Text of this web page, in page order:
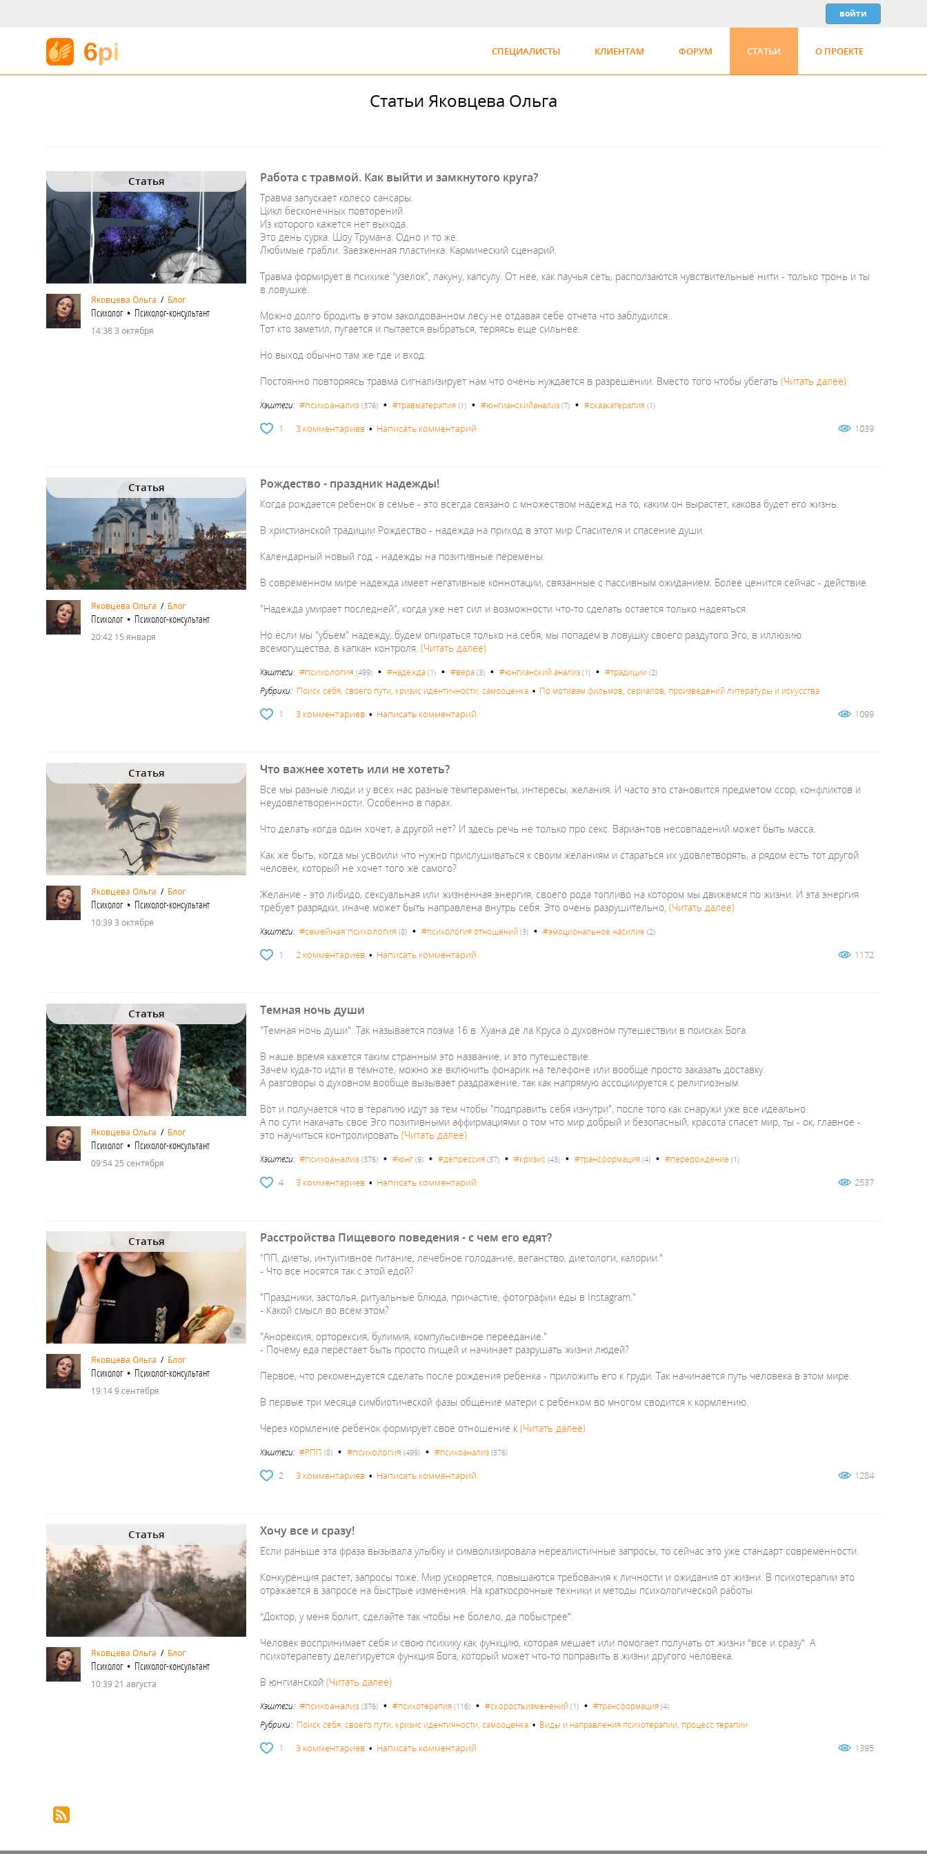
СПЕЦИАЛИСТЫ КЛИЕНТАМ ФОРУМ СТАТЬИ О ПРОЕКТЕ
Статьи Яковцева Ольга
Статья
Яковцева Ольга / Блог
Психолог • Психолог-консультант
14:38 3 октября
Работа с травмой. Как выйти и замкнутого круга?
Травма запускает колесо сансары.
Цикл бесконечных повторений.
Из которого кажется нет выхода.
Это день сурка. Шоу Трумана. Одно и то же.
Любимые грабли. Заезженная пластинка. Кармический сценарий.
Травма формирует в психике "узелок", лакуну, капсулу. От нее, как паучья сеть, расползаются чувствительные нити - только тронь и ты
в ловушке.
Можно долго бродить в этом заколдованном лесу не отдавая себе отчета что заблудился.
Тот кто заметил, пугается и пытается выбраться, теряясь еще сильнее.
Но выход обычно там же где и вход.
Постоянно повторяясь травма сигнализирует нам что очень нуждается в разрешении. Вместо того чтобы убегать(Читать далее)
Хэштеги:#психоанализ (376) •#травматерапия (1) •#юнгианскийанализ (7) •#сказкатерапия (1)
1 3 комментариев • Написать комментарий 1039
Статья
Яковцева Ольга / Блог
Психолог • Психолог-консультант
20:42 15 января
Рождество - праздник надежды!
Когда рождается ребенок в семье - это всегда связано с множеством надежд на то, каким он вырастет, какова будет его жизнь.
В христианской традиции Рождество - надежда на приход в этот мир Спасителя и спасение души.
Календарный новый год - надежды на позитивные перемены.
В современном мире надежда имеет негативные коннотации, связанные с пассивным ожиданием. Более ценится сейчас - действие.
"Надежда умирает последней", когда уже нет сил и возможности что-то сделать остается только надеяться.
Но если мы "убьем" надежду, будем опираться только на себя, мы попадем в ловушку своего раздутого Эго, в иллюзию
всемогущества, в капкан контроля.(Читать далее)
Хэштеги:#психология (499) •#надежда (1) •#вера (3) •#юнгианский анализ (1) •#традиции (2)
Рубрики: Поиск себя, своего пути, кризис идентичности, самооценка • По мотивам фильмов, сериалов, произведений литературы и искусства
1 3 комментариев • Написать комментарий 1099
Статья
Яковцева Ольга / Блог
Психолог • Психолог-консультант
10:39 3 октября
Что важнее хотеть или не хотеть?
Все мы разные люди и у всех нас разные темпераменты, интересы, желания. И часто это становится предметом ссор, конфликтов и
неудовлетворенности. Особенно в парах.
Что делать когда один хочет, а другой нет? И здесь речь не только про секс. Вариантов несовпадений может быть масса.
Как же быть, когда мы усвоили что нужно прислушиваться к своим желаниям и стараться их удовлетворять, а рядом есть тот другой
человек, который не хочет того же самого?
Желание - это либидо, сексуальная или жизненная энергия, своего рода топливо на котором мы движемся по жизни. И эта энергия
требует разрядки, иначе может быть направлена внутрь себя. Это очень разрушительно,(Читать далее)
Хэштеги:#семейная психология (8) •#психология отношений (3) •#эмоциональное насилие (2)
1 2 комментариев • Написать комментарий 1172
Статья
Яковцева Ольга / Блог
Психолог • Психолог-консультант
09:54 25 сентября
Темная ночь души
"Темная ночь души". Так называется поэма 16 в. Хуана де ла Круса о духовном путешествии в поисках Бога.
В наше время кажется таким странным это название, и это путешествие.
Зачем куда-то идти в темноте, можно же включить фонарик на телефоне или вообще просто заказать доставку.
А разговоры о духовном вообще вызывает раздражение, так как напрямую ассоциируется с религиозным.
Вот и получается что в терапию идут за тем чтобы "подправить себя изнутри", после того как снаружи уже все идеально.
А по сути накачать свое Эго позитивными аффирмациями о том что мир добрый и безопасный, красота спасет мир, ты - ок, главное -
это научиться контролировать(Читать далее)
Хэштеги:#психоанализ (376) •#юнг (9) •#депрессия (37) •#кризис (43) •#трансформация (4) •#перерождение (1)
4 3 комментариев • Написать комментарий 2537
Статья
Яковцева Ольга / Блог
Психолог • Психолог-консультант
19:14 9 сентября
Расстройства Пищевого поведения - с чем его едят?
"ПП, диеты, интуитивное питание, лечебное голодание, веганство, диетологи, калории."
- Что все носятся так с этой едой?
"Праздники, застолья, ритуальные блюда, причастие, фотографии еды в Instagram."
- Какой смысл во всем этом?
"Анорексия, ортoрексия, булимия, компульсивное переедание."
- Почему еда перестает быть просто пищей и начинает разрушать жизни людей?
Первое, что рекомендуется сделать после рождения ребенка - приложить его к груди. Так начинается путь человека в этом мире.
В первые три месяца симбиотической фазы общение матери с ребенком во многом сводится к кормлению.
Через кормление ребенок формирует свое отношение к(Читать далее)
Хэштеги:#РПП (8) •#психология (499) •#психоанализ (376)
2 3 комментариев • Написать комментарий 1284
Статья
Яковцева Ольга / Блог
Психолог • Психолог-консультант
10:39 21 августа
Хочу все и сразу!
Если раньше эта фраза вызывала улыбку и символизировала нереалистичные запросы, то сейчас это уже стандарт современности.
Конкуренция растет, запросы тоже. Мир ускоряется, повышаются требования к личности и ожидания от жизни. В психотерапии это
отражается в запросе на быстрые изменения. На краткосрочные техники и методы психологической работы.
“Доктор, у меня болит, сделайте так чтобы не болело, да побыстрее”.
Человек воспринимает себя и свою психику как функцию, которая мешает или помогает получать от жизни “все и сразу”. А
психотерапевту делегируется функция Бога, который может что-то поправить в жизни другого человека.
В юнгианской(Читать далее)
Хэштеги:#психоанализ (376) •#психотерапия (116) •#скоростьизменений (1) •#трансформация (4)
Рубрики: Поиск себя, своего пути, кризис идентичности, самооценка • Виды и направления психотерапии, процесс терапии
1 3 комментариев • Написать комментарий 1395